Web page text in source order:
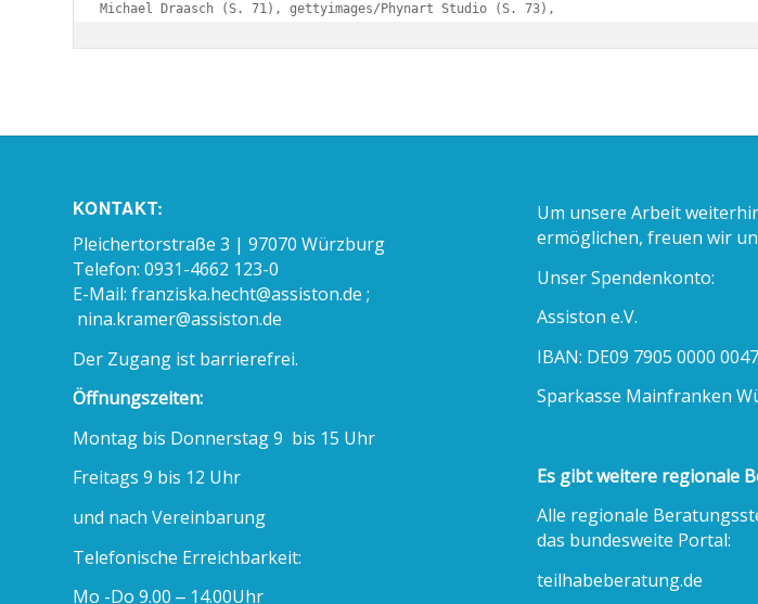
Michael Draasch (S. 71), gettyimages/Phynart Studio (S. 73),
KONTAKT:
Pleichertorstraße 3 | 97070 Würzburg
Telefon: 0931-4662 123-0
E-Mail: franziska.hecht@assiston.de ;
nina.kramer@assiston.de
Der Zugang ist barrierefrei.
Öffnungszeiten:
Montag bis Donnerstag 9 bis 15 Uhr
Freitags 9 bis 12 Uhr
und nach Vereinbarung
Telefonische Erreichbarkeit:
Mo -Do 9.00 – 14.00Uhr
Um unsere Arbeit
ermöglichen, freuen wir
Unser Spendenkonto:
Assiston e.V.
IBAN: DE09 7905 0000
Sparkasse Mainfranken
Es gibt weitere regionale
Alle regionale
das bundesweite Portal:
teilhabeberatung.de